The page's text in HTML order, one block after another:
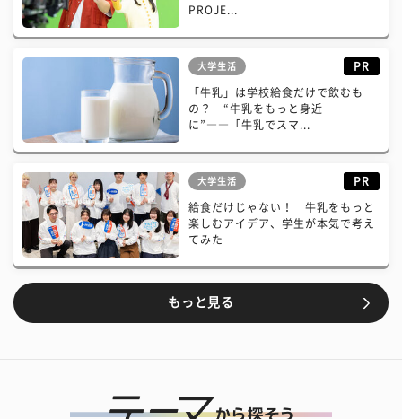
PROJE...
大学生活 PR
「牛乳」は学校給食だけで飲むも
の？ “牛乳をもっと身近
に”――「牛乳でスマ...
大学生活 PR
給食だけじゃない！ 牛乳をもっと
楽しむアイデア、学生が本気で考え
てみた
もっと見る